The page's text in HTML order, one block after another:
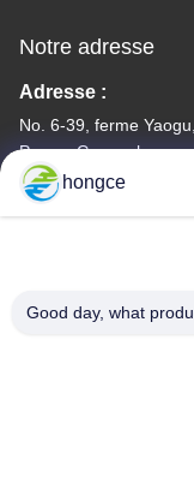
Notre adresse
Adresse :
No. 6-39, ferme
Panyu, Guangzhou
Téléphone :
hongce
Good day, what